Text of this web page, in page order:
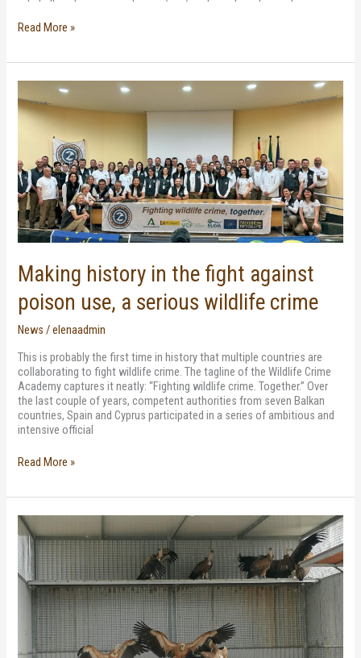
Read More »
Making history in the fight against
poison use, a serious wildlife crime
News /elenaadmin
This is probably the first time in history that multiple countries are
collaborating to fight wildlife crime. The tagline of the Wildlife Crime
Academy captures it neatly: “Fighting wildlife crime. Together.” Over
the last couple of years, competent authorities from seven Balkan
countries, Spain and Cyprus participated in a series of ambitious and
intensive official
history
in
against
poison
use,
a
serious
wildlife
crime
Read More »
14
more
Griffon
Vultures
have
arrived
from
Spain